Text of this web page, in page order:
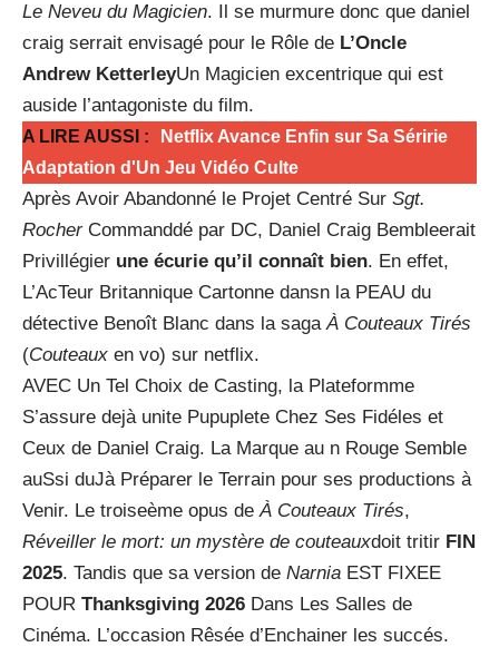
Le Neveu du Magicien. Il se murmure donc que daniel
craig serrait envisagé pour le Rôle de L’Oncle
Andrew KetterleyUn Magicien excentrique qui est
auside l’antagoniste du film.
A LIRE AUSSI :
Netflix Avance Enfin sur Sa Séririe
Adaptation d'Un Jeu Vidéo Culte
Après Avoir Abandonné le Projet Centré Sur Sgt.
RocherCommanddé par DC, Daniel Craig Bembleerait
Privillégier une écurie qu’il connaît bien. En effet,
L’AcTeur Britannique Cartonne dansn la PEAU du
détective Benoît Blanc dans la sagaÀ Couteaux Tirés
(Couteaux en vo) sur netflix.
AVEC Un Tel Choix de Casting, la Plateformme
S’assure dejà unite Pupuplete Chez Ses Fidéles et
Ceux de Daniel Craig. La Marque au n Rouge Semble
auSsi duJà Préparer le Terrain pour ses productions à
Venir. Le troiseème opus deÀ Couteaux Tirés,
Réveiller le mort: un mystère de couteauxdoit tritir FIN
2025. Tandis que sa version de Narnia EST FIXEE
POUR Thanksgiving 2026 Dans Les Salles de
Cinéma. L’occasion Rêsée d’Enchainer les succés.